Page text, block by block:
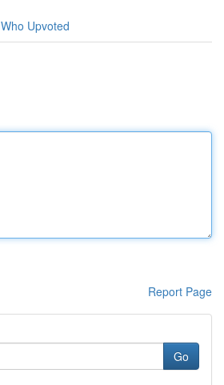
Who Upvoted
Report Page
Go